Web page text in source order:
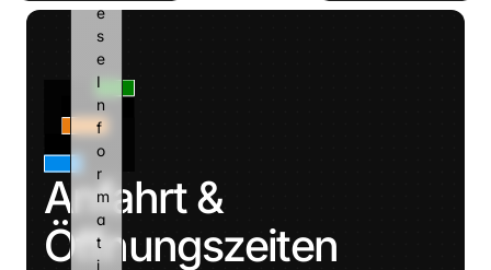
Anfahrt &
Öffnungszeiten
e
s
e
I
n
f
o
r
m
a
t
i